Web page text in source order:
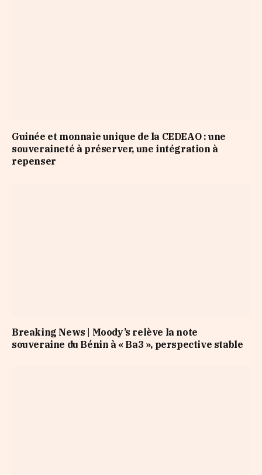
Guinée et monnaie unique de la CEDEAO : une
souveraineté à préserver, une intégration à
repenser
Breaking News | Moody’s relève la note
souveraine du Bénin à « Ba3 », perspective stable